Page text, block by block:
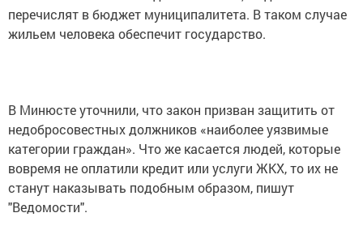
перечислят в бюджет муниципалитета. В таком случае
жильем человека обеспечит государство.
В Минюсте уточнили, что закон призван защитить от
недобросовестных должников «наиболее уязвимые
категории граждан». Что же касается людей, которые
вовремя не оплатили кредит или услуги ЖКХ, то их не
станут наказывать подобным образом, пишут
"Ведомости".